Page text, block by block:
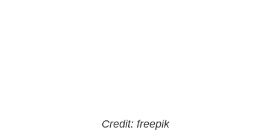
Credit: freepik